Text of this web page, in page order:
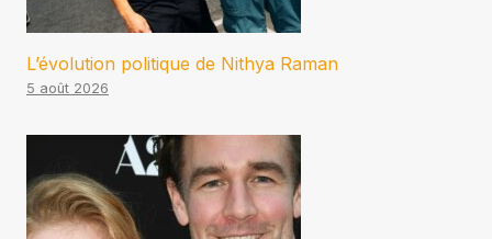
L’évolution politique de Nithya Raman
5 août 2026